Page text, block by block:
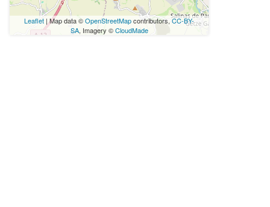
Leaflet | Map data ©OpenStreetMapcontributors,CC-BY-
SA, Imagery ©CloudMade